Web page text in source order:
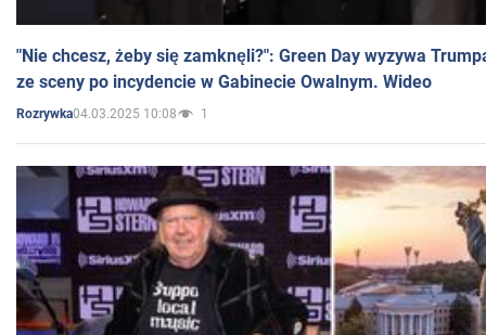
"Nie chcesz, żeby się zamknęli?": Green Day wyzywa
ze sceny po incydencie w Gabinecie Owalnym. Wideo
Rozrywka04.03.2025 10:08 1